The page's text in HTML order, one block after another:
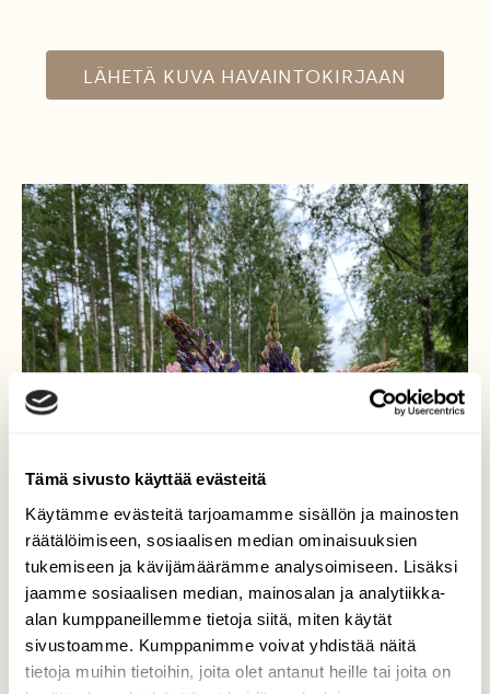
Tämä sivusto käyttää evästeitä
Käytämme evästeitä tarjoamamme sisällön ja mainosten
räätälöimiseen, sosiaalisen median ominaisuuksien
tukemiseen ja kävijämäärämme analysoimiseen. Lisäksi
jaamme sosiaalisen median, mainosalan ja analytiikka-
alan kumppaneillemme tietoja siitä, miten käytät
sivustoamme. Kumppanimme voivat yhdistää näitä
tietoja muihin tietoihin, joita olet antanut heille tai joita on
LÄHETÄ KUVA HAVAINTOKIRJAAN